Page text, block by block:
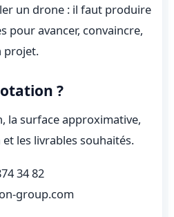
un drone : il faut produire
pour avancer, convaincre,
projet.
?
la surface approximative,
et les livrables souhaités.
34 82
group.com